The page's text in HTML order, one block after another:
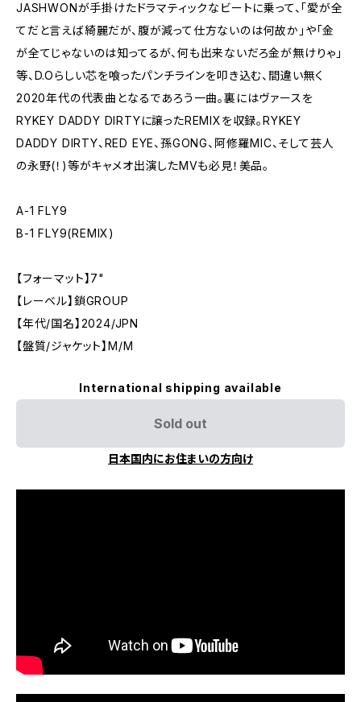
JASHWONが手掛けたドラマティックなビートに乗って、「愛が全
てだと言えば綺麗だが、腹が減って仕方ないのは何故か」や「金
が全てじゃないのは知ってるが、何も出来ないだろ金が無けりゃ」
等、D.Oらしい芯を喰ったパンチラインを叩き込む、間違い無く
2020年代の代表曲となるであろう一曲。裏にはヴァースを
RYKEY DADDY DIRTYに譲ったREMIXを収録。RYKEY
DADDY DIRTY、RED EYE、孫GONG、阿修羅MIC、そして芸人
の永野(！)等がキャメオ出演したMVも必見！美品。
A-1 FLY9
B-1 FLY9(REMIX)
【フォーマット】7"
【レーベル】鎖GROUP
【年代/国名】2024/JPN
【盤質/ジャケット】M/M
International shipping available
Sold out
日本国内にお住まいの方向け